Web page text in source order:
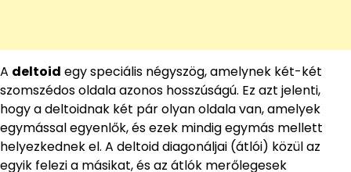
A deltoid egy speciális négyszög, amelynek két-két
szomszédos oldala azonos hosszúságú. Ez azt jelenti,
hogy a deltoidnak két pár olyan oldala van, amelyek
egymással egyenlők, és ezek mindig egymás mellett
helyezkednek el. A deltoid diagonáljai (átlói) közül az
egyik felezi a másikat, és az átlók merőlegesek